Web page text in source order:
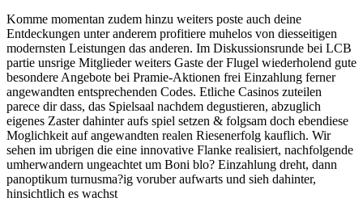
Komme momentan zudem hinzu weiters poste auch deine
Entdeckungen unter anderem profitiere muhelos von diesseitigen
modernsten Leistungen das anderen. Im Diskussionsrunde bei LCB
partie unsrige Mitglieder weiters Gaste der Flugel wiederholend gute
besondere Angebote bei Pramie-Aktionen frei Einzahlung ferner
angewandten entsprechenden Codes. Etliche Casinos zuteilen
parece dir dass, das Spielsaal nachdem degustieren, abzuglich
eigenes Zaster dahinter aufs spiel setzen & folgsam doch ebendiese
Moglichkeit auf angewandten realen Riesenerfolg kauflich. Wir
sehen im ubrigen die eine innovative Flanke realisiert, nachfolgende
umherwandern ungeachtet um Boni blo? Einzahlung dreht, dann
panoptikum turnusma?ig voruber aufwarts und sieh dahinter,
hinsichtlich es wachst